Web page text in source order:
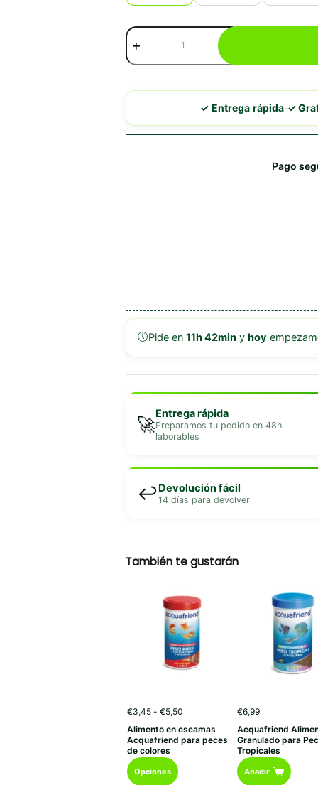
Acquafriend
Alimento
Compuesto
para
de
cantidad
✓ Entrega rápida·✓
Pago
🕔Pide en 11h 42miny hoy
🚀Entrega rápida
Preparamos tu pedido en 48h
laborables
↩️Devolución fácil
14 días para devolver
También te gustarán
€3,45 - €5,50Rango
precios:
desde
Alimento en escamas
Acquafriend para peces
de colores
Opciones
Este
producto
€6,99
Acquafriend
Granulado para
Tropicales
Añadir